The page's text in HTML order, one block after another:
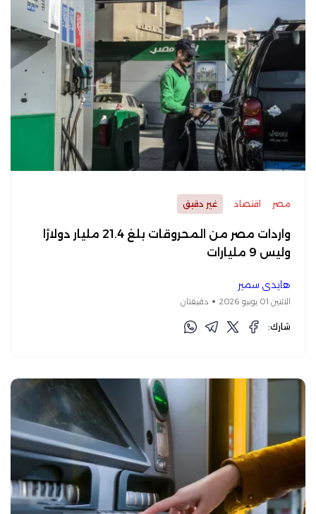
مصر اقتصاد غير دقيق
واردات مصر من المحروقات بلغ 21.4 مليار دولارًا
وليس 9 مليارات
هايدي سمير
الاثنين 01 يونيو 2026 دقيقتان
شارك: